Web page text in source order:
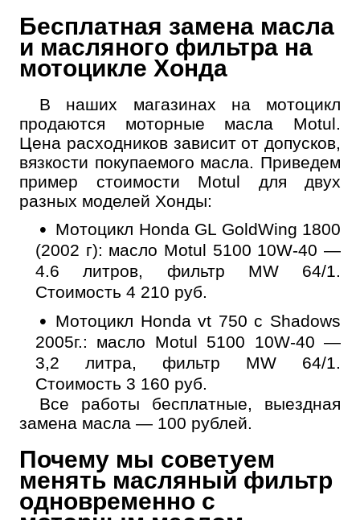
Бесплатная замена масла
и масляного фильтра на
мотоцикле Хонда
В наших магазинах на мотоцикл
продаются моторные масла Motul.
Цена расходников зависит от допусков,
вязкости покупаемого масла. Приведем
пример стоимости Motul для двух
разных моделей Хонды:
Мотоцикл Honda GL GoldWing 1800
(2002 г): масло Motul 5100 10W-40 —
4.6 литров, фильтр MW 64/1.
Стоимость 4 210 руб.
Мотоцикл Honda vt 750 c Shadows
2005г.: масло Motul 5100 10W-40 —
3,2 литра, фильтр MW 64/1.
Стоимость 3 160 руб.
Все работы бесплатные, выездная
замена масла — 100 рублей.
Почему мы советуем
менять масляный фильтр
одновременно с
Онлайн запись
Выберите одну или несколько услуг
Далее
История обслуживания
Номер телефона
ОК